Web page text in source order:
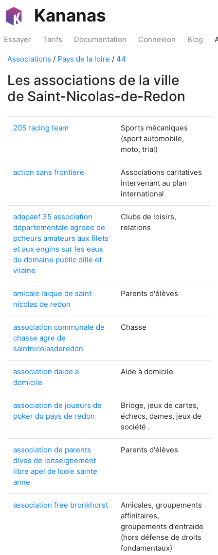
Kananas
Essayer Tarifs Documentation Connexion Blog
Associations / Pays de la loire / 44
Les associations de la ville
de Saint-Nicolas-de-Redon
205 racing team
Sports mécaniques
(sport automobile,
moto, trial)
action sans frontiere
Associations caritatives
intervenant au plan
international
adapaef 35 association
departementale agreee de
pcheurs amateurs aux filets
et aux engins sur les eaux
du domaine public dille et
vilaine
Clubs de loisirs,
relations
amicale laique de saint
nicolas de redon
Parents d'élèves
association communale de
chasse agre de
saintnicolasderedon
Chasse
association daide a
domicile
Aide à domicile
association de joueurs de
poker du pays de redon
Bridge, jeux de cartes,
échecs, dames, jeux de
société .
association de parents
dlves de lenseignement
libre apel de lcole sainte
anne
Parents d'élèves
association free bronkhorst
Amicales, groupements
affinitaires,
groupements d'entraide
(hors défense de droits
fondamentaux)